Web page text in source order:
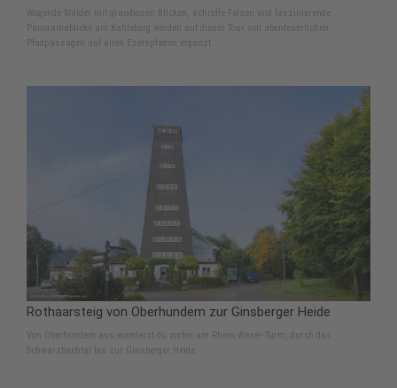
Wogende Wälder mit grandiosen Blicken, schroffe Felsen und faszinierende
Panoramablicke am Kahleberg werden auf dieser Tour von abenteuerlichen
Pfadpassagen auf alten Eselspfaden ergänzt.
Rothaarsteig von Oberhundem zur Ginsberger Heide
Von Oberhundem aus wanderst du vorbei am Rhein-Weser-Turm, durch das
Schwarzbachtal bis zur Ginsberger Heide.